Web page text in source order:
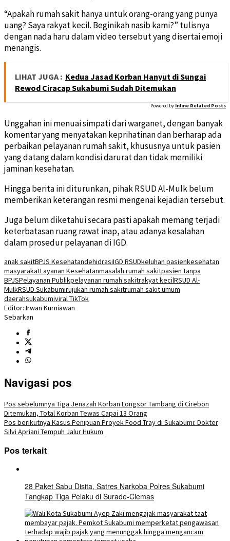
“Apakah rumah sakit hanya untuk orang-orang yang punya
uang? Saya rakyat kecil. Beginikah nasib kami?” tulisnya
dengan nada haru dalam video tersebut yang disertai emoji
menangis.
LIHAT JUGA : Kedua Jasad Korban Hanyut di Sungai
Rewod Ciracap Sukabumi Sudah Ditemukan
Powered by Inline Related Posts
Unggahan ini menuai simpati dari warganet, dengan banyak
komentar yang menyatakan keprihatinan dan berharap ada
perbaikan pelayanan rumah sakit, khususnya untuk pasien
yang datang dalam kondisi darurat dan tidak memiliki
jaminan kesehatan.
Hingga berita ini diturunkan, pihak RSUD Al-Mulk belum
memberikan keterangan resmi mengenai kejadian tersebut.
Juga belum diketahui secara pasti apakah memang terjadi
keterbatasan ruang rawat inap, atau adanya kesalahan
dalam prosedur pelayanan di IGD.
anak sakitBPJS KesehatandehidrasiIGD RSUDkeluhan pasienkesehatan
masyarakatLayanan Kesehatanmasalah rumah sakitpasien tanpa
BPJSPelayanan Publikpelayanan rumah sakitrakyat kecilRSUD Al-
MulkRSUD Sukabumirujukan rumah sakitrumah sakit umum
daerahsukabumiviral TikTok
Editor: Irwan Kurniawan
Sebarkan
Navigasi pos
Pos sebelumnya Tiga Jenazah Korban Longsor Tambang di Cirebon
Ditemukan, Total Korban Tewas Capai 13 Orang
Pos berikutnya Kasus Penipuan Proyek Food Tray di Sukabumi: Dokter
Silvi Apriani Tempuh Jalur Hukum
Pos terkait
28 Paket Sabu Disita, Satres Narkoba Polres Sukabumi
Tangkap Tiga Pelaku di Surade-Ciemas